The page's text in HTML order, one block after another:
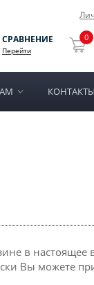
СРАВНЕНИЕ
Перейти
0
КОНТАКТЫ
в настоящее
Вы можете